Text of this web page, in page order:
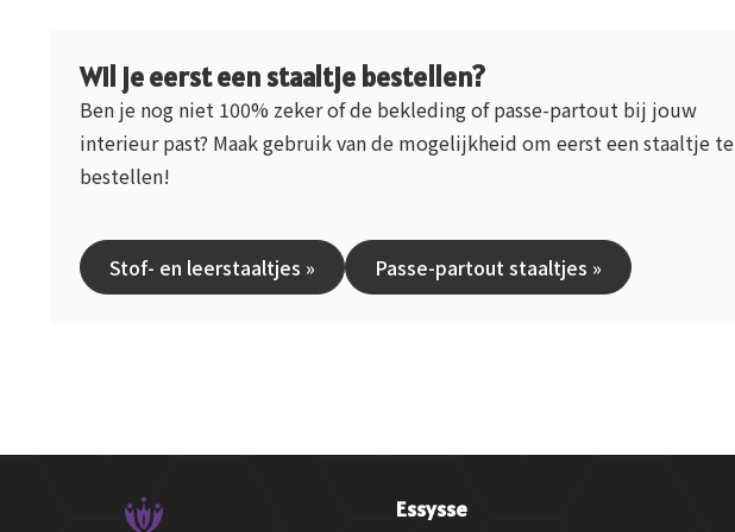
Wil je eerst een staaltje bestellen?
Ben je nog niet 100% zeker of de bekleding of passe-partout bij jouw
interieur past? Maak gebruik van de mogelijkheid om eerst een staaltje te
bestellen!
Stof- en leerstaaltjes » Passe-partout staaltjes »
Essysse